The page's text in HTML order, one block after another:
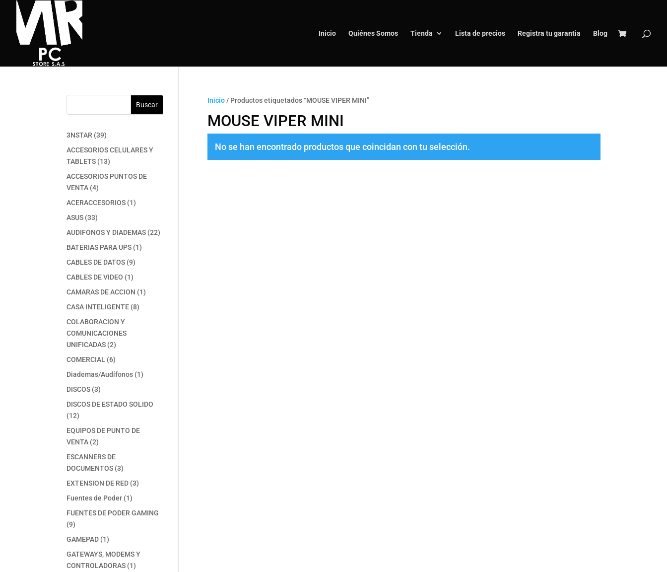
Inicio Quiénes Somos Tienda Lista de precios Registra tu garantia Blog
Inicio/ Productos etiquetados “MOUSE VIPER MINI”
MOUSE VIPER MINI
No se han encontrado productos que coincidan con tu selección.
Buscar
3NSTAR 3939
productos
ACCESORIOS CELULARES Y
TABLETS 1313
productos
ACCESORIOS PUNTOS DE
VENTA 44
productos
ACERACCESORIOS 11
ASUS 3333
productos
AUDIFONOS Y DIADEMAS 2222
BATERIAS PARA UPS 11
CABLES DE DATOS 99
CABLES DE VIDEO 11
producto
CAMARAS DE ACCION 11
CASA INTELIGENTE 88
COLABORACION Y
COMUNICACIONES
UNIFICADAS 22
productos
COMERCIAL 66
productos
Diademas/Audífonos 11
DISCOS 33
productos
DISCOS DE ESTADO SOLIDO
1212
productos
EQUIPOS DE PUNTO DE
VENTA 22
productos
ESCANNERS DE
DOCUMENTOS 33
productos
EXTENSION DE RED 33
Fuentes de Poder 11
producto
FUENTES DE PODER GAMING
99
productos
GAMEPAD 11
producto
GATEWAYS, MODEMS Y
CONTROLADORAS 11